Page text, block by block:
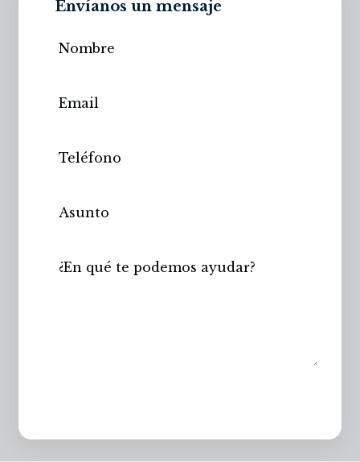
Envíanos un mensaje